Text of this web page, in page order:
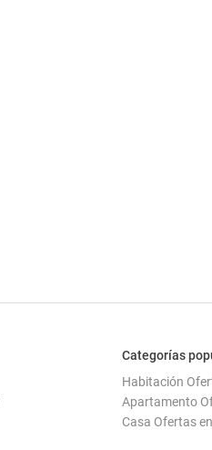
Categorías
Habitación
Apartamento
Casa Ofertas